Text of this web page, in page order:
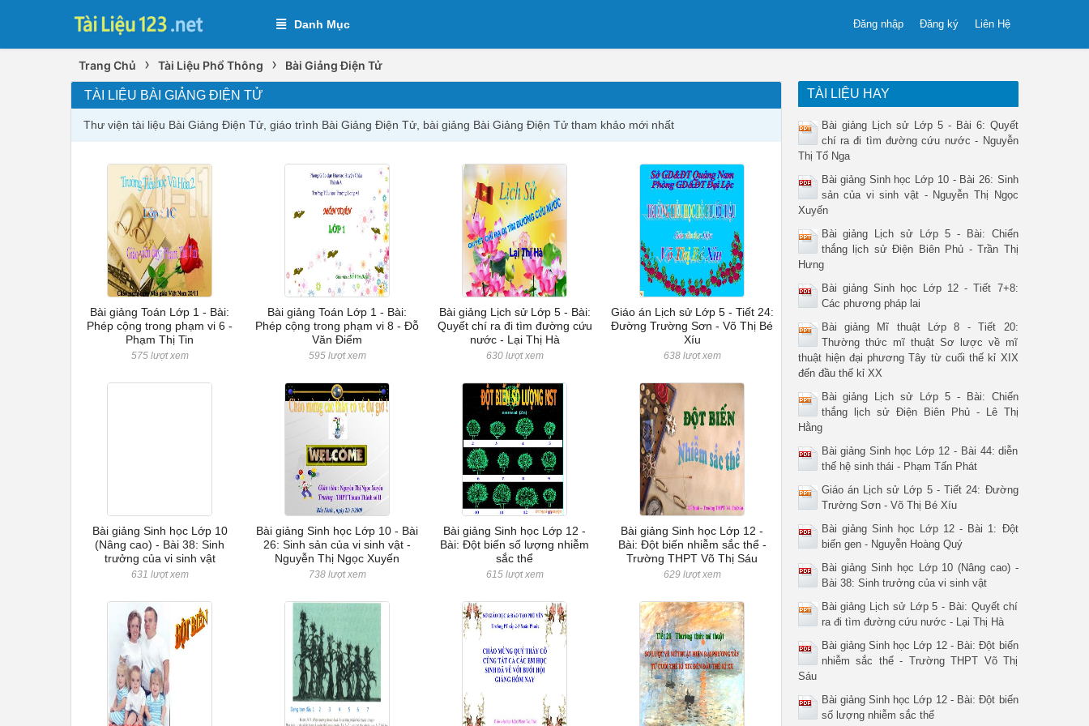
Danh Mục Liên Hệ
Đăng ký
Đăng nhập
Trang Chủ › Tài Liệu Phổ Thông › Bài Giảng Điện Tử
TÀI LIỆU BÀI GIẢNG ĐIỆN TỬ
Thư viện tài liệu Bài Giảng Điện Tử, giáo trình Bài Giảng Điện Tử, bài giảng Bài Giảng Điện Tử tham khảo mới nhất
Bài giảng Toán Lớp 1 - Bài:
Phép cộng trong phạm vi 6 -
Phạm Thị Tin
575 lượt xem
Bài giảng Toán Lớp 1 - Bài:
Phép cộng trong phạm vi 8 - Đỗ
Văn Điểm
595 lượt xem
Bài giảng Lịch sử Lớp 5 - Bài:
Quyết chí ra đi tìm đường cứu
nước - Lại Thị Hà
630 lượt xem
Giáo án Lịch sử Lớp 5 - Tiết 24:
Đường Trường Sơn - Võ Thị Bé
Xíu
638 lượt xem
Bài giảng Sinh học Lớp 10
(Nâng cao) - Bài 38: Sinh
trưởng của vi sinh vật
631 lượt xem
Bài giảng Sinh học Lớp 10 - Bài
26: Sinh sản của vi sinh vật -
Nguyễn Thị Ngọc Xuyến
738 lượt xem
Bài giảng Sinh học Lớp 12 -
Bài: Đột biến số lượng nhiễm
sắc thể
615 lượt xem
Bài giảng Sinh học Lớp 12 -
Bài: Đột biến nhiễm sắc thể -
Trường THPT Võ Thị Sáu
629 lượt xem
TÀI LIỆU HAY
Bài giảng Lịch sử Lớp 5 - Bài 6: Quyết
chí ra đi tìm đường cứu nước - Nguyễn
Thị Tố Nga
Bài giảng Sinh học Lớp 10 - Bài 26: Sinh
sản của vi sinh vật - Nguyễn Thị Ngọc
Xuyến
Bài giảng Lịch sử Lớp 5 - Bài: Chiến
thắng lịch sử Điện Biên Phủ - Trần Thị
Hưng
Bài giảng Sinh học Lớp 12 - Tiết 7+8:
Các phương pháp lai
Bài giảng Mĩ thuật Lớp 8 - Tiết 20:
Thường thức mĩ thuật Sơ lược về mĩ
thuật hiện đại phương Tây từ cuối thế kỉ XIX
đến đầu thế kỉ XX
Bài giảng Lịch sử Lớp 5 - Bài: Chiến
thắng lịch sử Điện Biên Phủ - Lê Thị
Hằng
Bài giảng Sinh học Lớp 12 - Bài 44: diễn
thế hệ sinh thái - Phạm Tấn Phát
Giáo án Lịch sử Lớp 5 - Tiết 24: Đường
Trường Sơn - Võ Thị Bé Xíu
Bài giảng Sinh học Lớp 12 - Bài 1: Đột
biến gen - Nguyễn Hoàng Quý
Bài giảng Sinh học Lớp 10 (Nâng cao) -
Bài 38: Sinh trưởng của vi sinh vật
Bài giảng Lịch sử Lớp 5 - Bài: Quyết chí
ra đi tìm đường cứu nước - Lại Thị Hà
Bài giảng Sinh học Lớp 12 - Bài: Đột biến
nhiễm sắc thể - Trường THPT Võ Thị
Sáu
Bài giảng Sinh học Lớp 12 - Bài: Đột biến
số lượng nhiễm sắc thể